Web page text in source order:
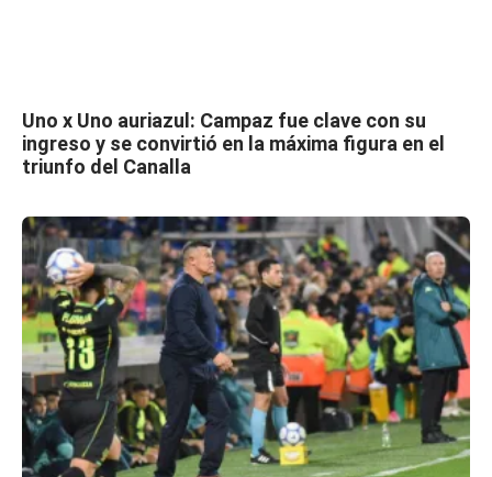
Uno x Uno auriazul: Campaz fue clave con su
ingreso y se convirtió en la máxima figura en el
triunfo del Canalla